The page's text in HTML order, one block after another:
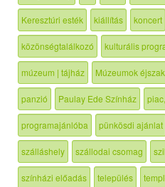
Keresztúri esték kiállítás koncert
közönségtalálkozó kulturális
múzeum | tájház Múzeumok
panzió Paulay Ede Színház
programajánlóba pünkösdi ajánlat
szálláshely szállodai csomag
színházi előadás település